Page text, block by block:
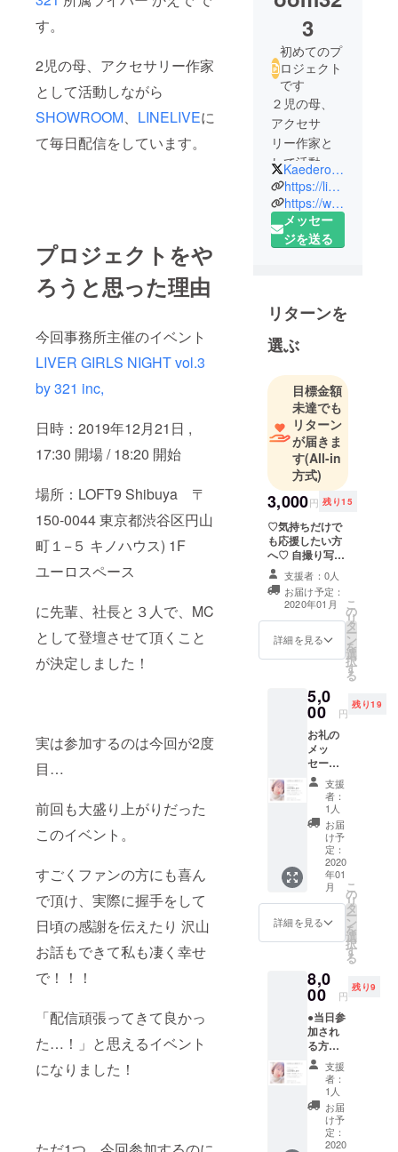
す。
2児の母、アクセサリー作家
として活動しながら
SHOWROOM、 LINELIVEに
て毎日配信をしています。
プロジェクトをや
ろうと思った理由
今回事務所主催のイベント
LIVER GIRLS NIGHT vol.3
by 321 inc,
日時：2019年12月21日 ,
17:30 開場 / 18:20 開始
場所：LOFT9 Shibuya 〒
150-0044 東京都渋谷区円山
町１−５ キノハウス) 1F
ユーロスペース
に先輩、社長と３人で、MC
として登壇させて頂くこと
が決定しました！
実は参加するのは今回が2度
目…
前回も大盛り上がりだった
このイベント。
すごくファンの方にも喜ん
で頂け、実際に握手をして
日頃の感謝を伝えたり 沢山
お話もできて私も凄く幸せ
で！！！
「配信頑張ってきて良かっ
た…！」と思えるイベント
になりました！
3
初めてのプ
ロジェクト
です
２児の母、
アクセサ
リー作家と
して活動し
ながら、
生配信に特
化したライ
バーという
Kaederoom323
https://live.line.me/channels/4132376
https://www.showroom-live.com/fbf9c3201264
メッセー
ジを送る
リターンを
選ぶ
目標金額
未達でも
リターン
が届きま
す(All-in
方式)
3,000円 残り15
♡気持ちだけで
も応援したい方
へ♡ 自撮り写真
にお礼の直筆
メッセージを添
えた画像をお送
りします。
支援者：0人
お届け予定：
2020年01月
詳細を見る
こ
の
リ
タ
ー
ン
を
選
択
す
る
5,0
00 円
残り19
お礼の
メッ
セージ
と共
に、 通
常版(販
売価格
¥1,800)
のフォ
トブッ
ク(自費
制作)に
直筆の
メッ
セージ
とサイ
えて イ
ベント
当日に
お渡し
させて
頂きま
す。 (当
日お見
えにな
れな
かった
方が い
らっ
支援
者：
1人
お届
け予
定：
2020
年01
月
詳細を見る
こ
の
リ
タ
ー
ン
を
選
択
す
る
8,0
00 円
残り9
●当日参
加され
る方の
み！(手
渡し)●
お礼の
メッ
セージ
と共
に、 高
支援
者：
1人
お届
け予
定：
2020